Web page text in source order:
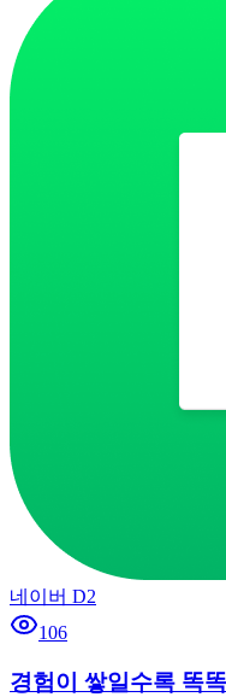
네이버 D2
106
경험이 쌓일수록 똑